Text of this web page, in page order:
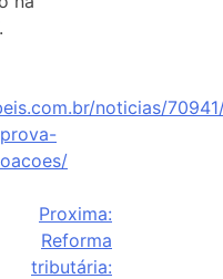
.
noticias/
Proxima:
Reforma
tributária: